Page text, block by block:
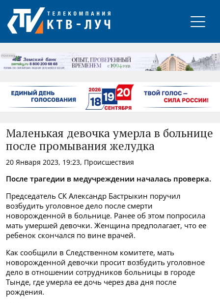
РЕКЛАМА
Маленькая девочка умерла в больнице
после промывания желудка
20 Января 2023, 19:23, Происшествия
После трагедии в медучреждении началась проверка.
Председатель СК Александр Бастрыкин поручил
возбудить уголовное дело после смерти
новорожденной в больнице. Ранее об этом попросила
мать умершей девочки. Женщина предполагает, что ее
ребенок скончался по вине врачей.
Как сообщили в Следственном комитете, мать
новорожденной девочки просит возбудить уголовное
дело в отношении сотрудников больницы в городе
Тынде, где умерла ее дочь через два дня после
рождения.